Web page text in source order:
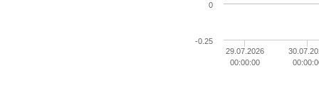
29.07.2026
00:00:00
-0.25
0